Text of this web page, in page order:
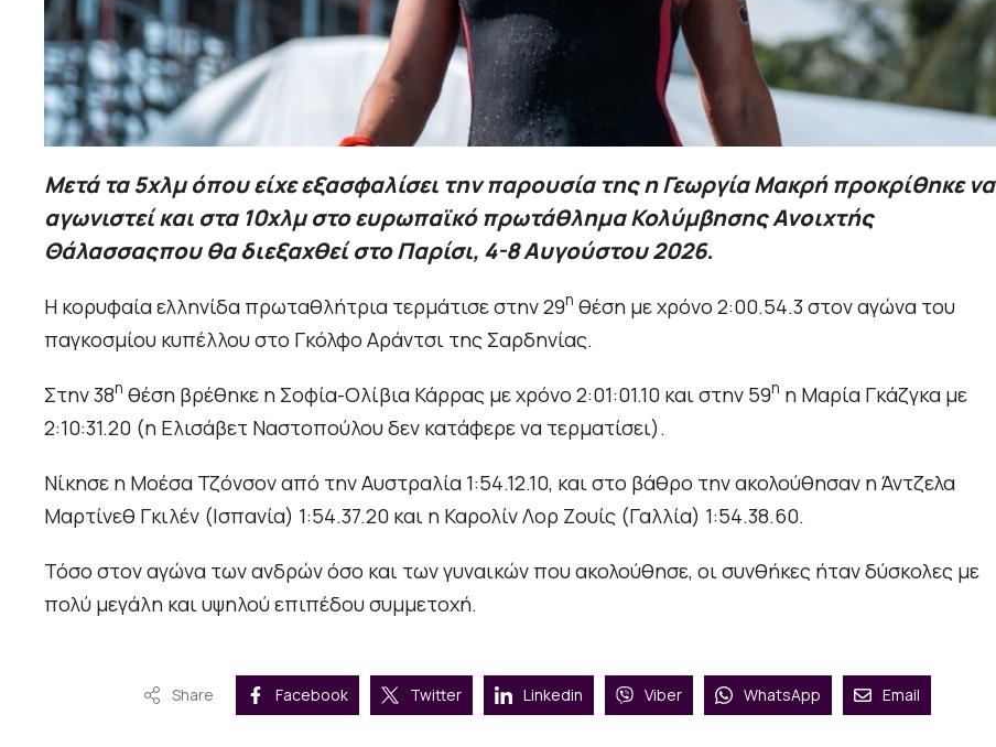
Μετά τα 5χλμ όπου είχε εξασφαλίσει την παρουσία της η Γεωργία Μακρή προκρίθηκε να
αγωνιστεί και στα 10χλμ στο ευρωπαϊκό πρωτάθλημα Κολύμβησης Ανοιχτής
Θάλασσαςπου θα διεξαχθεί στο Παρίσι, 4-8 Αυγούστου 2026.
Η κορυφαία ελληνίδα πρωταθλήτρια τερμάτισε στην 29η θέση με χρόνο 2:00.54.3 στον αγώνα του
παγκοσμίου κυπέλλου στο Γκόλφο Αράντσι της Σαρδηνίας.
Στην 38η θέση βρέθηκε η Σοφία-Ολίβια Κάρρας με χρόνο 2:01:01.10 και στην 59η η Μαρία Γκάζγκα με
2:10:31.20 (η Ελισάβετ Ναστοπούλου δεν κατάφερε να τερματίσει).
Νίκησε η Μοέσα Τζόνσον από την Αυστραλία 1:54.12.10, και στο βάθρο την ακολούθησαν η Άντζελα
Μαρτίνεθ Γκιλέν (Ισπανία) 1:54.37.20 και η Καρολίν Λορ Ζουίς (Γαλλία) 1:54.38.60.
Τόσο στον αγώνα των ανδρών όσο και των γυναικών που ακολούθησε, οι συνθήκες ήταν δύσκολες με
πολύ μεγάλη και υψηλού επιπέδου συμμετοχή.
Share Facebook Twitter Linkedin Viber WhatsApp Email